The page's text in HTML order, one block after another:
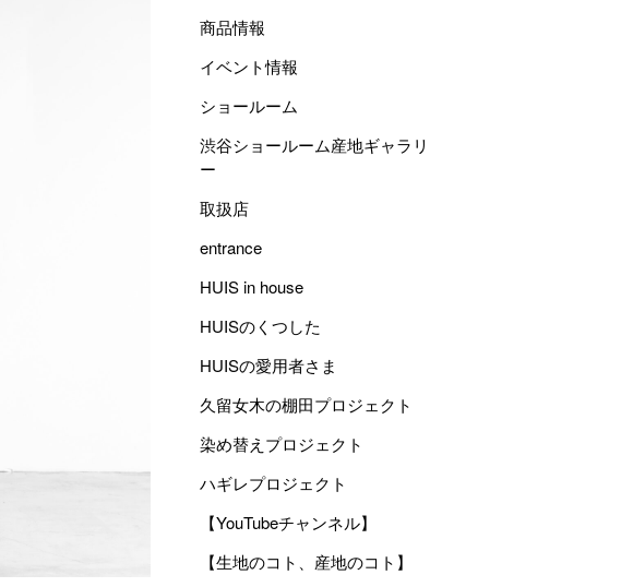
商品情報
イベント情報
ショールーム
渋谷ショールーム産地ギャラリ
ー
取扱店
entrance
HUIS in house
HUISのくつした
HUISの愛用者さま
久留女木の棚田プロジェクト
染め替えプロジェクト
ハギレプロジェクト
【YouTubeチャンネル】
【生地のコト、産地のコト】